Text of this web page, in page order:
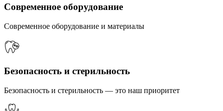
Современное оборудование
Современное оборудование и материалы
Безопасность и стерильность
Безопасность и стерильность — это наш приоритет